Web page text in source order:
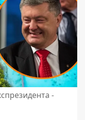
-